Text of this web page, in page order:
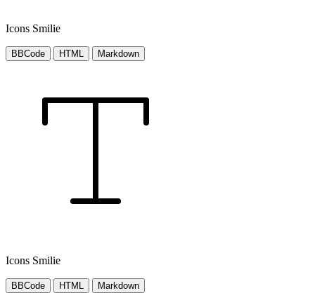
Icons Smilie
BBCode HTML Markdown
Icons Smilie
BBCode HTML Markdown